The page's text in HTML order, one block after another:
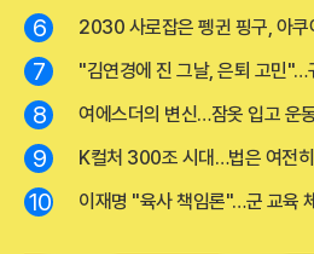
6 2030 사로잡은 펭귄 핑구, 아쿠
7 "김연경에 진 그날, 은퇴 고민"…
8 여에스더의 변신…잠옷 입고 운
9 K컬처 300조 시대…법은 여전
10 이재명 "육사 책임론"…군 교육